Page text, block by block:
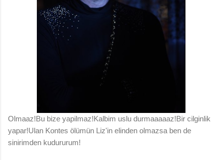
Olmaaz!Bu bize yapilmaz!Kalbim uslu durmaaaaaz!Bir cilginlik
yapar!Ulan Kontes ölümün Liz'in elinden olmazsa ben de
sinirimden kudururum!